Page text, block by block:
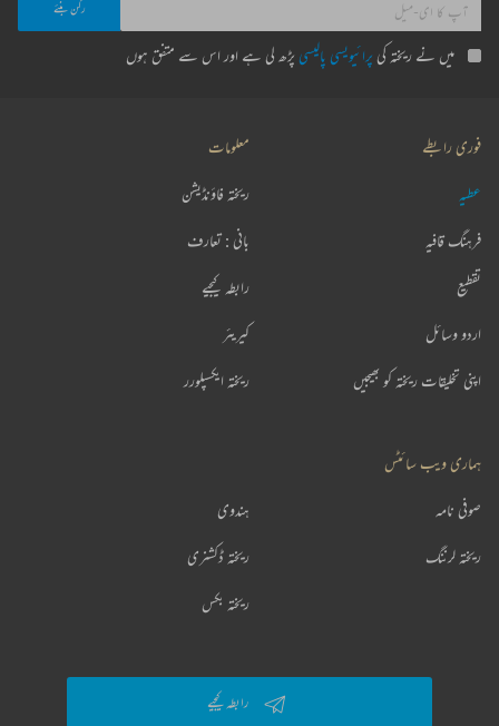
میں نے ریختہ کی پرائیویسی پالیسی پڑھ لی ہے اور اس سے متفق ہوں
فوری رابطے
عطیہ
فرہنگ قافیہ
تقطیع
اردو وسائل
اپنی تخلیقات ریختہ کو بھیجیں
معلومات
ریختہ فاؤنڈیشن
بانی : تعارف
رابطہ کیجیے
کیریئر
ریختہ ایکسپلورر
ہماری ویب سائٹس
ہندوی صوفی نامہ
ریختہ ڈکشنری ریختہ لرننگ
ریختہ بکس
رابطہ کیجیے